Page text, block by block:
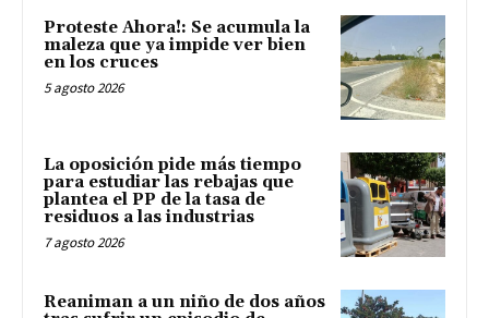
Proteste Ahora!: Se acumula la
maleza que ya impide ver bien
en los cruces
5 agosto 2026
La oposición pide más tiempo
para estudiar las rebajas que
plantea el PP de la tasa de
residuos a las industrias
7 agosto 2026
Reaniman a un niño de dos años